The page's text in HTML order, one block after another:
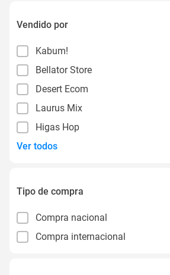
Vendido por
Kabum!
Bellator Store
Desert Ecom
Laurus Mix
Higas Hop
Ver todos
Tipo de compra
Compra nacional
Compra internacional